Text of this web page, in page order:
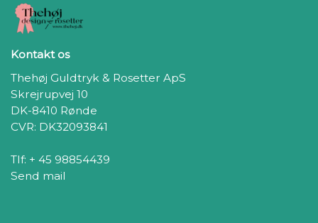
Kontakt os
Thehøj Guldtryk & Rosetter ApS
Skrejrupvej 10
DK-8410 Rønde
CVR: DK32093841
Tlf: + 45 98854439
Send mail